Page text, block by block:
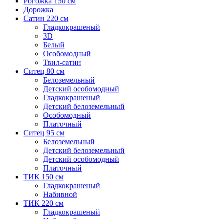
Дорожка
Сатин 220 см
Гладкокрашеный
3D
Белый
Особомодный
Твил-сатин
Ситец 80 см
Белоземельный
Детский особомодный
Гладкокрашеный
Детский белоземельный
Особомодный
Платочный
Ситец 95 см
Белоземельный
Детский белоземельный
Детский особомодный
Платочный
ТИК 150 см
Гладкокрашеный
Набивной
ТИК 220 см
Гладкокрашеный